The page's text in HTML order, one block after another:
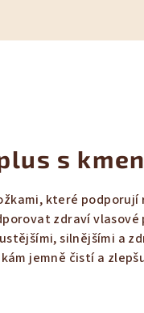
plus s
které
zdraví
silnějšími a
jemně čistí a